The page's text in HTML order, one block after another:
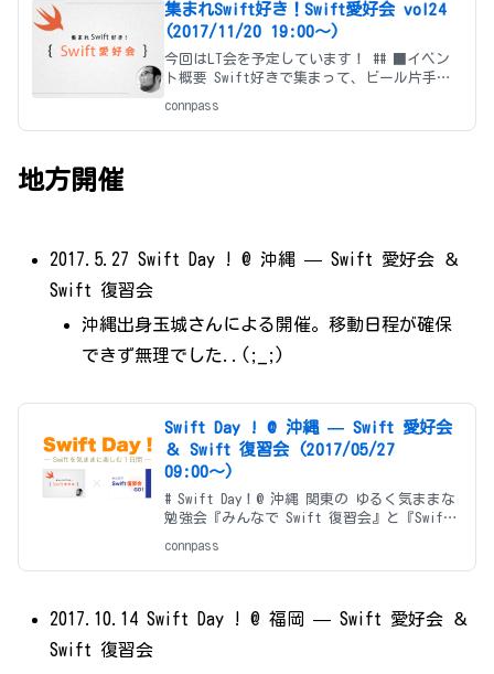
集まれSwift好き！Swift愛好会 vol24
(2017/11/20 19:00〜)
今回はLT会を予定しています！ ## ■イベン
ト概要 Swift好きで集まって、ビール片手に
を始めた方 * Objective-C時代からやってき
た方 * 他の言語（Ja
connpass
地方開催
2017.5.27 Swift Day ! @ 沖縄 — Swift 愛好会 ＆
Swift 復習会
沖縄出身玉城さんによる開催。移動日程が確保
できず無理でした..(;_;)
Swift Day ! @ 沖縄 — Swift 愛好会
＆ Swift 復習会 (2017/05/27
09:00〜)
# Swift Day！@ 沖縄 関東の ゆるく気ままな
勉強会『みんなで Swift 復習会』と『Swift
って、プログラミング言語 Swift と戯れる１
日間。午前の『みんなで Swi
connpass
2017.10.14 Swift Day ! @ 福岡 — Swift 愛好会 ＆
Swift 復習会